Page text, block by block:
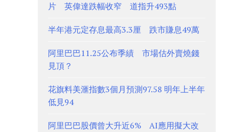
片 英偉達跌幅收窄 道指升493點
半年港元定存息最高3.3厘 跌市賺息49萬
阿里巴巴11.25公布季績 市場估外賣燒錢
見頂？
花旗料美滙指數3個月預測97.58 明年上半年
低見94
阿里巴巴股價曾大升近6% AI應用擬大改